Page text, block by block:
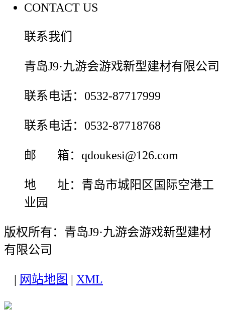
CONTACT US
联系我们
青岛J9·九游会游戏新型建材有限公司
联系电话：0532-87717999
联系电话：0532-87718768
邮 箱：qdoukesi@126.com
地 址：青岛市城阳区国际空港工
业园
版权所有：青岛J9·九游会游戏新型建材
有限公司
网站地图 XML